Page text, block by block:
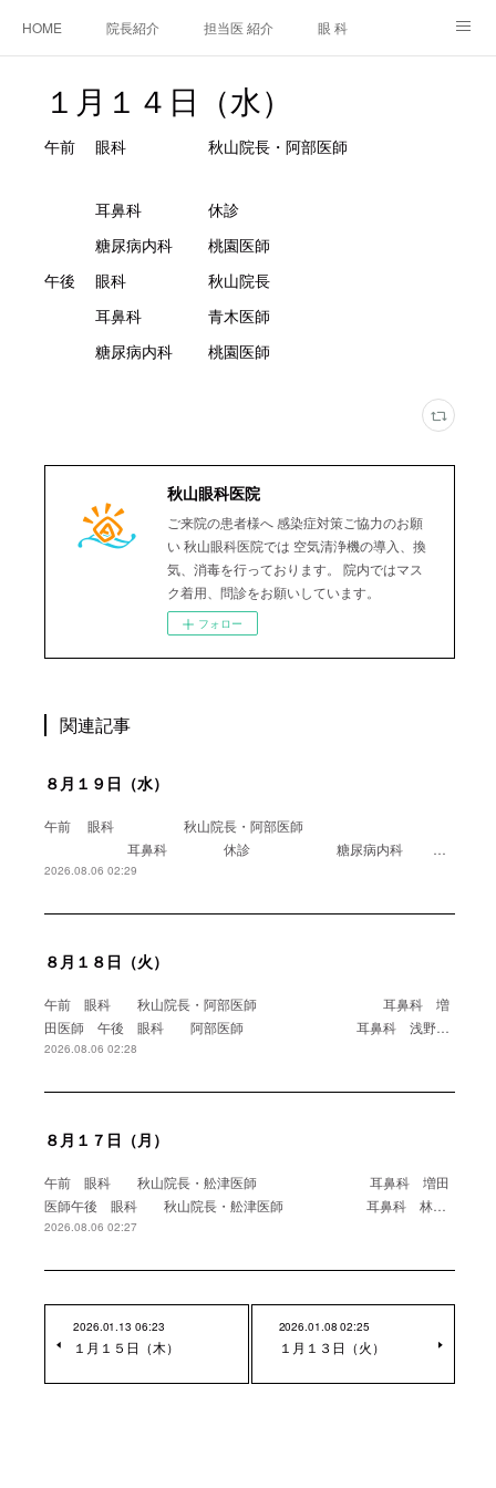
HOME 院長紹介 担当医 紹介 眼 科
アクセス ご相談・お問合せ 施設基準等及び掲示事項について
１月１４日（水）
午前 眼科 秋山院長・阿部医師
耳鼻科 休診
糖尿病内科 桃園医師
午後 眼科 秋山院長
耳鼻科 青木医師
糖尿病内科 桃園医師
秋山眼科医院
ご来院の患者様へ 感染症対策ご協力のお願
い 秋山眼科医院では 空気清浄機の導入、換
気、消毒を行っております。 院内ではマス
ク着用、問診をお願いしています。
フォロー
関連記事
８月１９日（水）
午前 眼科 秋山院長・阿部医師
耳鼻科 休診 糖尿病内科 …
2026.08.06 02:29
８月１８日（火）
午前 眼科 秋山院長・阿部医師 耳鼻科 増
田医師 午後 眼科 阿部医師 耳鼻科 浅野…
2026.08.06 02:28
８月１７日（月）
午前 眼科 秋山院長・舩津医師 耳鼻科 増田
医師午後 眼科 秋山院長・舩津医師 耳鼻科 林…
2026.08.06 02:27
2026.01.13 06:23
１月１５日（木）
2026.01.08 02:25
１月１３日（火）